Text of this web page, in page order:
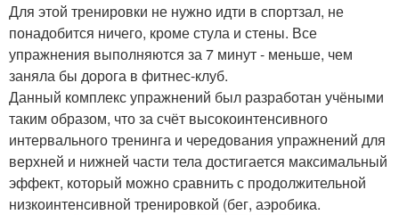
Для этой тренировки не нужно идти в спортзал, не
понадобится ничего, кроме стула и стены. Все
упражнения выполняются за 7 минут - меньше, чем
заняла бы дорога в фитнес-клуб.
Данный комплекс упражнений был разработан учёными
таким образом, что за счёт высокоинтенсивного
интервального тренинга и чередования упражнений для
верхней и нижней части тела достигается максимальный
эффект, который можно сравнить с продолжительной
низкоинтенсивной тренировкой (бег, аэробика.